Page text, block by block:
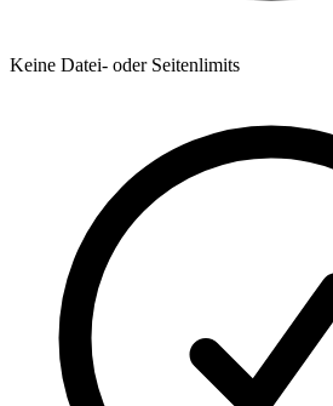
Keine Datei- oder Seitenlimits